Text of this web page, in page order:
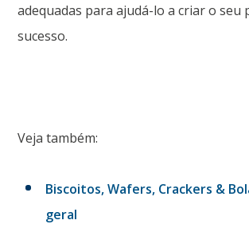
adequadas para ajudá-lo a criar o seu
sucesso.
Veja também:
Biscoitos, Wafers, Crackers &
geral